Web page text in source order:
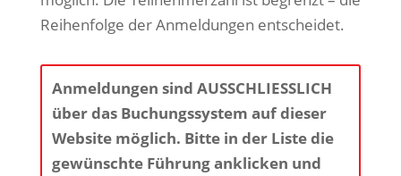
Reihenfolge der Anmeldungen entscheidet.
Anmeldungen sind AUSSCHLIESSLICH
über das Buchungssystem auf dieser
Website möglich. Bitte in der Liste die
gewünschte Führung anklicken und